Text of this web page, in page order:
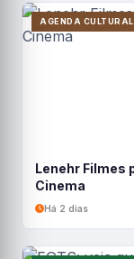
AGENDA CULTURAL
Lenehr Filmes
Cinema
Há 2 dias